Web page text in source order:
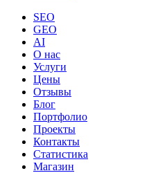
SEO
GEO
AI
О нас
Услуги
Цены
Отзывы
Блог
Портфолио
Проекты
Контакты
Статистика
Магазин